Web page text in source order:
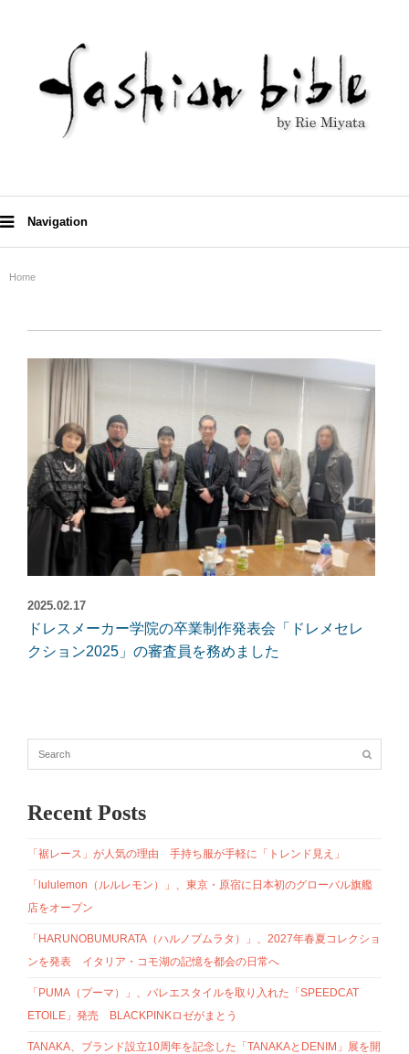
Navigation
Home
2025.02.17
ドレスメーカー学院の卒業制作発表会「ドレメセレ
クション2025」の審査員を務めました
Recent Posts
「裾レース」が人気の理由 手持ち服が手軽に「トレンド見え」
「lululemon（ルルレモン）」、東京・原宿に日本初のグローバル旗艦
店をオープン
「HARUNOBUMURATA（ハルノブムラタ）」、2027年春夏コレクショ
ンを発表 イタリア・コモ湖の記憶を都会の日常へ
「PUMA（プーマ）」、バレエスタイルを取り入れた「SPEEDCAT
ETOILE」発売 BLACKPINKロゼがまとう
TANAKA、ブランド設立10周年を記念した「TANAKAとDENIM」展を開